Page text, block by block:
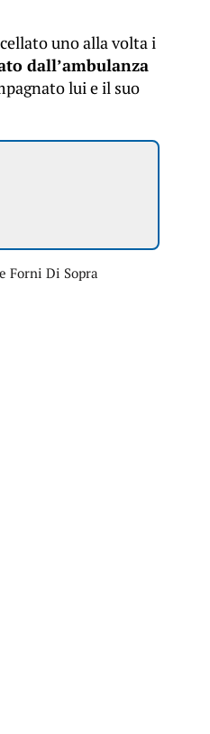
uno alla volta i
dall’ambulanza
lui e il suo
Forni Di Sopra